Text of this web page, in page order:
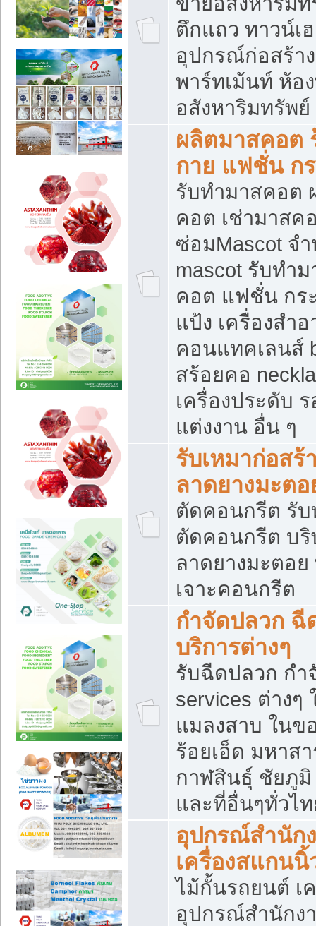
ตึกแถว ทาวน์เ
อุปกรณ์ก่อสร้า
พาร์ทเม้นท์ ห้อ
อสังหาริมทรัพ
ผลิตมาสคอต
กาย แฟชั่น กร
รับทำมาสคอต
คอต เช่ามาสค
ซ่อมMascot จ
mascot รับทำ
คอต แฟชั่น กระ
แป้ง เครื่องสำ
คอนแทคเลนส์
สร้อยคอ
เครื่องประดับ ร
แต่งงาน อื่น ๆ
รับเหมาก่อส
ลาดยางมะต
ตัดคอนกรีต รับ
ตัดคอนกรีต บริ
ลาดยางมะตอ
เจาะคอนกรีต
กำจัดปลวก ฉี
บริการต่างๆ
รับฉีดปลวก กำ
services ต่าง
แมลงสาบ ใน
ร้อยเอ็ด มหาส
กาฬสินธุ์ ชัยภู
และที่อื่นๆทั่วไ
อุปกรณ์สำนัก
เครื่องสแกนนิ้
ไม้กั้นรถยนต์ เ
อุปกรณ์สำนักง